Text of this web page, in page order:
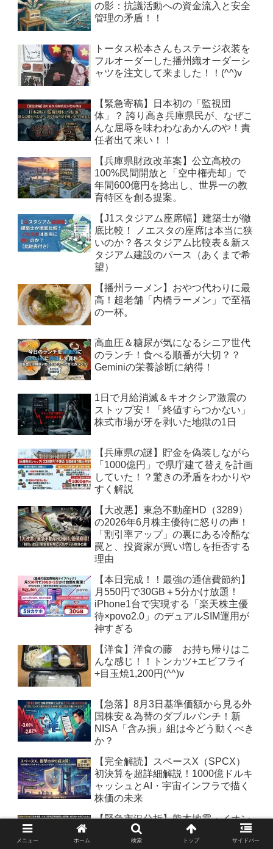
の影：抗議活動への資金流入と安全
管理の矛盾！！
トータス松本さんもステージ衣装を
フルオーダーした播州織オーダーシ
ャツを注文して来ました！！(^^)v
【緊急寄稿】日本初の「監視団
体」？ 誇り高き兵庫県民が、なぜこ
んな屈辱を味わわなあかんのや！責
任者出て来い！！
【兵庫県財政改革案】公立高校の
100%民間開放と「空中権売却」で
年間600億円を捻出し、世界一の教
育特区を創る提案。
【J1スタジアム座席幅】建築士が徹
底比較！ ノエスタの座席は本当に狭
いのか？各スタジアム比較表＆新ス
タジアム建設のパース（あくまで希
望）
【播州ラーメン】おやつ代わりに最
高！超老舗「内橋ラーメン」で至福
の一杯。
高血圧＆糖尿が気になるシニア世代
のランチ！食べる順番が大切？？
Geminiの栄養診断に納得！
1日で月給消滅＆キオクシア激震の
ストップ安！「終値すらつかない」
株式市場が牙を剥いた地獄の1日
【兵庫県の謎】貯金を偽装しながら
「1000億円」で県庁建て替えを計画
していた！？驚きの矛盾をわかりや
すく解説
【大改悪】東急不動産HD（3289）
の2026年6月株主優待に怒りの声！
「割引率アップ」の裏にある冷酷な
罠と、投資家が買い増しを拒否する
理由
【本日完成！！最強の通信費節約】
月550円で30GB＋5分かけ放題！
iPhone1台で実現する「楽天株主優
待×povo2.0」のデュアルSIM運用が
神すぎる
【洋食】洋食の藤 お持ち帰りはこ
んな感じ！！トンカツ+エビフライ
+目玉焼1,200円(^^)v
【急落】8月3日基準価額から見る外
国株安＆為替のダブルパンチ！新
NISA「含み損」組は今どう動くべき
か？
【完全解読】スペースX（SPCX）
初決算を超詳細解説！1000億ドルキ
ャッシュとAI・宇宙インフラで描く
株価の未来
【緊急市況分析】熊本地震・イオン
モール熊本の事故被害と相場観：被
災地への祈りとともに
メニュー ホーム 検索 トップ サイドバー